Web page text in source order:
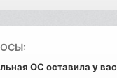
ОС оставила у вас